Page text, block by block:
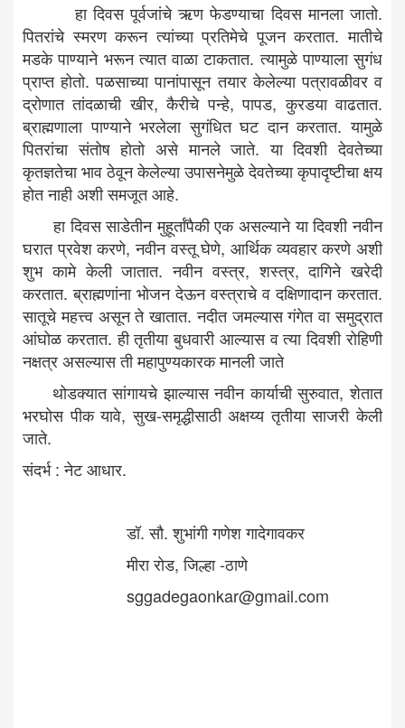
हा दिवस पूर्वजांचे ऋण फेडण्याचा दिवस मानला जातो.
पितरांचे स्मरण करून त्यांच्या प्रतिमेचे पूजन करतात. मातीचे
मडके पाण्याने भरून त्यात वाळा टाकतात. त्यामुळे पाण्याला सुगंध
प्राप्त होतो. पळसाच्या पानांपासून तयार केलेल्या पत्रावळीवर व
द्रोणात तांदळाची खीर, कैरीचे पन्हे, पापड, कुरडया वाढतात.
ब्राह्मणाला पाण्याने भरलेला सुगंधित घट दान करतात. यामुळे
पितरांचा संतोष होतो असे मानले जाते. या दिवशी देवतेच्या
कृतज्ञतेचा भाव ठेवून केलेल्या उपासनेमुळे देवतेच्या कृपादृष्टीचा क्षय
होत नाही अशी समजूत आहे.
हा दिवस साडेतीन मुहूर्तांपैकी एक असल्याने या दिवशी नवीन
घरात प्रवेश करणे, नवीन वस्तू घेणे, आर्थिक व्यवहार करणे अशी
शुभ कामे केली जातात. नवीन वस्त्र, शस्त्र, दागिने खरेदी
करतात. ब्राह्मणांना भोजन देऊन वस्त्राचे व दक्षिणादान करतात.
सातूचे महत्त्व असून ते खातात. नदीत जमल्यास गंगेत वा समुद्रात
आंघोळ करतात. ही तृतीया बुधवारी आल्यास व त्या दिवशी रोहिणी
नक्षत्र असल्यास ती महापुण्यकारक मानली जाते
थोडक्यात सांगायचे झाल्यास नवीन कार्याची सुरुवात, शेतात
भरघोस पीक यावे, सुख-समृद्धीसाठी अक्षय्य तृतीया साजरी केली
जाते.
संदर्भ : नेट आधार.
डॉ. सौ. शुभांगी गणेश गादेगावकर
मीरा रोड, जिल्हा -ठाणे
sggadegaonkar@gmail.com